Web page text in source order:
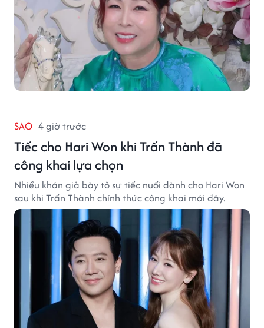
SAO 4 giờ trước
Tiếc cho Hari Won khi Trấn Thành đã
công khai lựa chọn
Nhiều khán giả bày tỏ sự tiếc nuối dành cho Hari Won
sau khi Trấn Thành chính thức công khai mới đây.